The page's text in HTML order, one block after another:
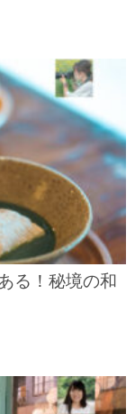
る！秘境の和